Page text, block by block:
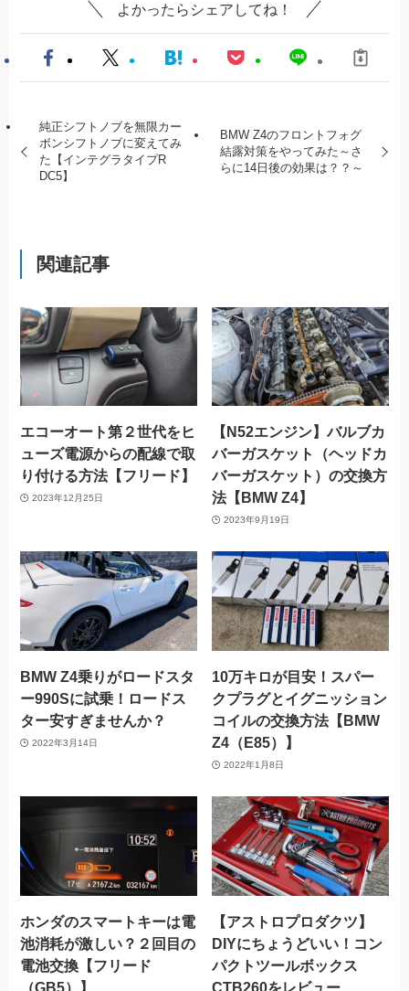
よかったらシェアしてね！
純正シフトノブを無限カー
ボンシフトノブに変えてみ
た【インテグラタイプR
DC5】
BMW Z4のフロントフォグ
結露対策をやってみた～さ
らに14日後の効果は？？～
関連記事
エコーオート第２世代をヒ
ューズ電源からの配線で取
り付ける方法【フリード】
2023年12月25日
【N52エンジン】バルブカ
バーガスケット（ヘッドカ
バーガスケット）の交換方
法【BMW Z4】
2023年9月19日
BMW Z4乗りがロードスタ
ー990Sに試乗！ロードス
ター安すぎませんか？
2022年3月14日
10万キロが目安！スパー
クプラグとイグニッション
コイルの交換方法【BMW
Z4（E85）】
2022年1月8日
ホンダのスマートキーは電
池消耗が激しい？２回目の
電池交換【フリード
（GB5）】
【アストロプロダクツ】
DIYにちょうどいい！コン
パクトツールボックス
CTB260をレビュー